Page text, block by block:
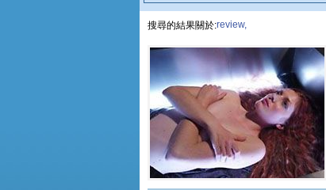
搜尋的結果關於:review,